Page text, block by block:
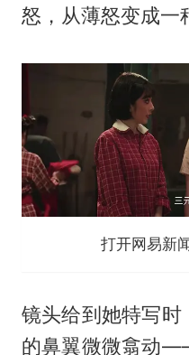
怒，从薄怒变成一
打开网易新
镜头给到她特写
的鼻翼微微翕动